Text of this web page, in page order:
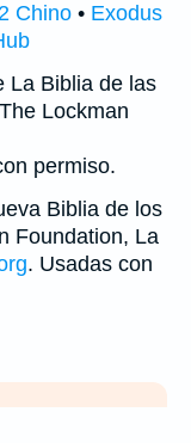
Chino • Exodus
La Biblia de las
Lockman
permiso.
Biblia de los
Foundation, La
. Usadas con